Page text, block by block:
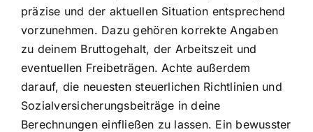
präzise und der aktuellen Situation entsprechend
vorzunehmen. Dazu gehören korrekte Angaben
zu deinem Bruttogehalt, der Arbeitszeit und
eventuellen Freibeträgen. Achte außerdem
darauf, die neuesten steuerlichen Richtlinien und
Sozialversicherungsbeiträge in deine
Berechnungen einfließen zu lassen. Ein bewusster